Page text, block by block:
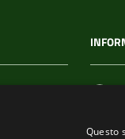
Questo